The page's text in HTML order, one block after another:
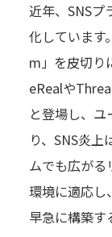
近年、SNSプ
化しています
m」を皮切り
eRealや
と登場し、
り、SNS炎
ムでも広がる
環境に適応し
早急に構築す